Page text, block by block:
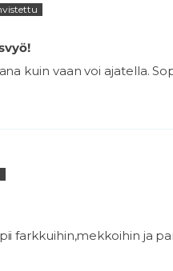
kuin vaan voi ajatella.
farkkuihin,mekkoihin ja